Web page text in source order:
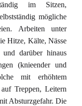
im Sitzen,
mögliche
Arbeiten unter
Hitze, Kälte, Nässe
darüber hinaus
(knieender und
mit erhöhtem
Treppen, Leitern
Absturzgefahr. Die